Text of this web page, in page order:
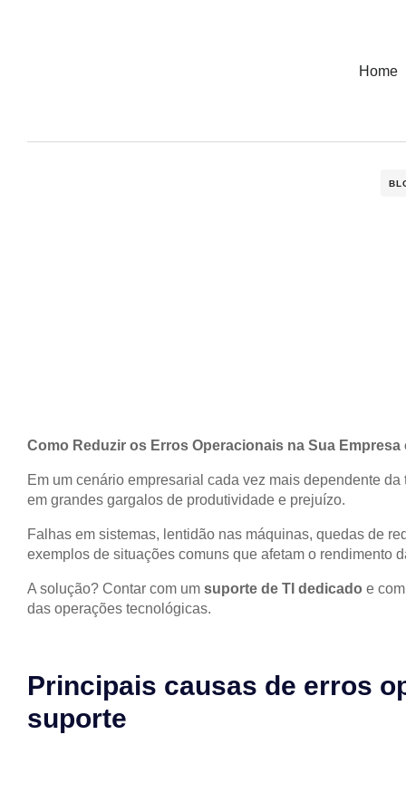
Home
Como Reduzir os Erros Operacionais na Sua
Em um cenário empresarial cada vez mais dependente
em grandes gargalos de produtividade e prejuízo.
Falhas em sistemas, lentidão nas máquinas, quedas de
exemplos de situações comuns que afetam o rendimento
A solução? Contar com um suporte de TI dedicado e
das operações tecnológicas.
Principais causas de erros
suporte